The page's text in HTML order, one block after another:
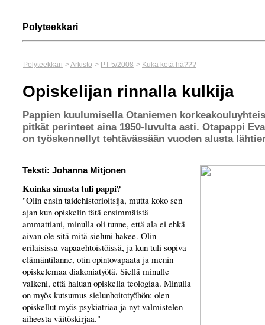
Polyteekkari
Polyteekkari >Arkisto > PT 5/2008 > Kuka ketä hä???
Opiskelijan rinnalla kulkija
Pappien kuulumisella Otaniemen
pitkät perinteet aina 1950-luvulta asti. Otapappi
on työskennellyt tehtävässään vuoden alusta
Teksti: Johanna Mitjonen
Kuinka sinusta tuli pappi?
"Olin ensin taidehistorioitsija, mutta koko sen
ajan kun opiskelin tätä ensimmäistä
ammattiani, minulla oli tunne, että ala ei ehkä
aivan ole sitä mitä sieluni hakee. Olin
erilaisissa vapaaehtoistöissä, ja kun tuli sopiva
elämäntilanne, otin opintovapaata ja menin
opiskelemaa diakoniatyötä. Siellä minulle
valkeni, että haluan opiskella teologiaa. Minulla
on myös kutsumus sielunhoitotyöhön: olen
opiskellut myös psykiatriaa ja nyt valmistelen
aiheesta väitöskirjaa."